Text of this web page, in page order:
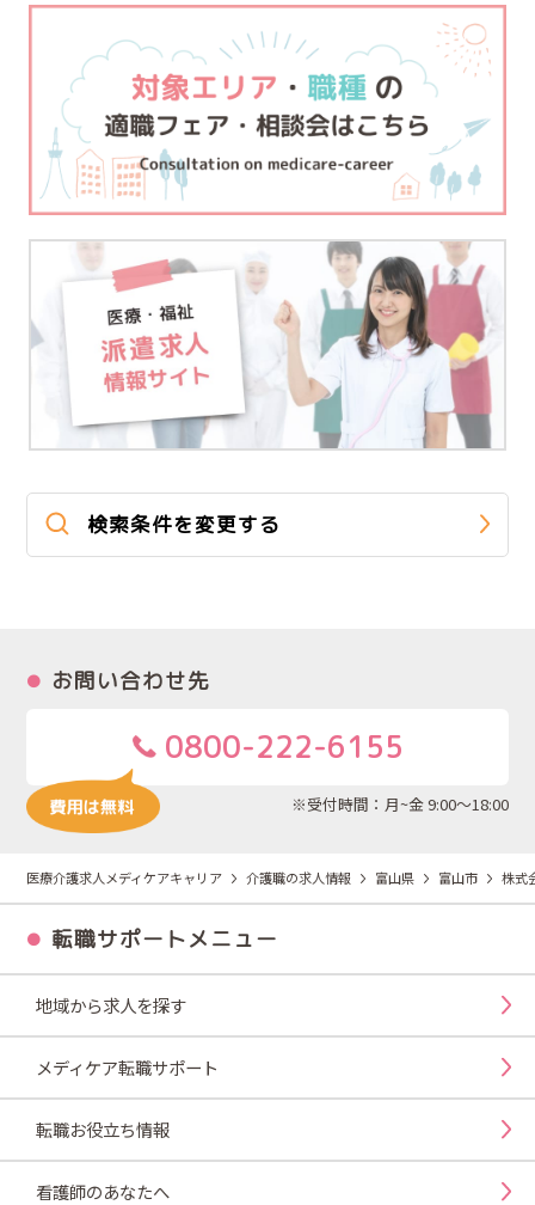
検索条件を変更する
お問い合わせ先
0800-222-6155
※受付時間：月~金 9:00～18:00
医療介護求人メディケアキャリア 介護職の求人情報 富山県 富山市 株式
転職サポートメニュー
地域から求人を探す
メディケア転職サポート
転職お役立ち情報
看護師のあなたへ